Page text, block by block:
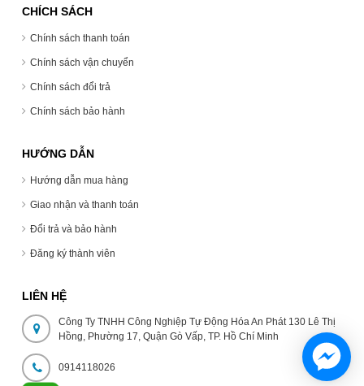
CHÍCH SÁCH
Chính sách thanh toán
Chính sách vận chuyển
Chính sách đổi trả
Chính sách bảo hành
HƯỚNG DẪN
Hướng dẫn mua hàng
Giao nhận và thanh toán
Đổi trả và bảo hành
Đăng ký thành viên
LIÊN HỆ
Công Ty TNHH Công Nghiệp Tự Động Hóa An Phát 130 Lê Thị
Hồng, Phường 17, Quận Gò Vấp, TP. Hồ Chí Minh
0914118026